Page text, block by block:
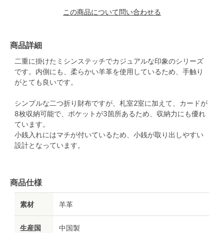
この商品について問い合わせる
商品詳細
二重に掛けたミシンステッチでカジュアルな印象のシリーズ
です。内側にも、柔らかい羊革を使用しているため、手触り
がとても良いです。
シンプルな二つ折り財布ですが、札室2室に加えて、カードが
8枚収納可能で、ポケットが3箇所あるため、収納力にも優れ
ています。
小銭入れにはマチが付いているため、小銭が取り出しやすい
設計となっています。
商品仕様
素材 羊革
生産国 中国製